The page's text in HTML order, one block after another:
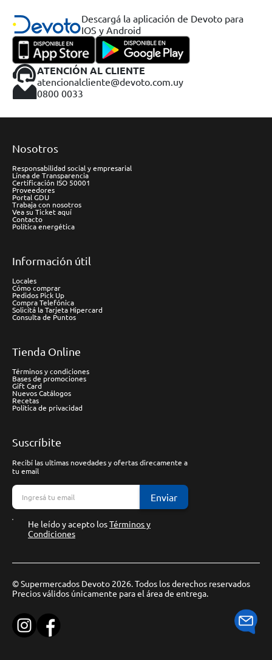
Descargá la aplicación de Devoto para
IOS y Android
ATENCIÓN AL CLIENTE
atencionalcliente@devoto.com.uy
0800 0033
Nosotros
Responsabilidad social y empresarial
Línea de Transparencia
Certificación ISO 50001
Proveedores
Portal GDU
Trabaja con nosotros
Vea su Ticket aquí
Contacto
Política energética
Información útil
Locales
Cómo comprar
Pedidos Pick Up
Compra Telefónica
Solicitá la Tarjeta Hipercard
Consulta de Puntos
Tienda Online
Términos y condiciones
Bases de promociones
Gift Card
Nuevos Catálogos
Recetas
Política de privacidad
Suscríbite
Recibí las ultimas novedades y ofertas direcamente a
tu email
Enviar
He leído y acepto losTérminos y
Condiciones
© Supermercados Devoto 2026. Todos los derechos reservados
Precios válidos únicamente para el área de entrega.